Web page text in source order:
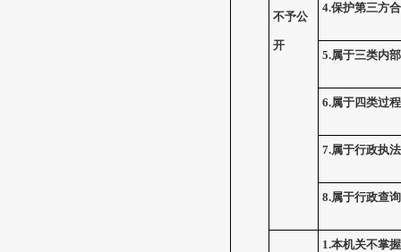
不予公
开
4.保护第三方
5.属于三类内
6.属于四类过
7.属于行政执
8.属于行政查
1.本机关不掌